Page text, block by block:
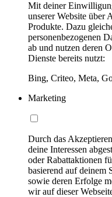
Mit deiner
unserer Website über
Produkte. Dazu
personenbezogenen
ab und nutzen deren
Dienste bereits nutzt:
Bing, Criteo, Meta,
Marketing
Durch das
deine Interessen
oder Rabattaktionen
basierend auf deinem
sowie deren Erfolge
wir auf dieser